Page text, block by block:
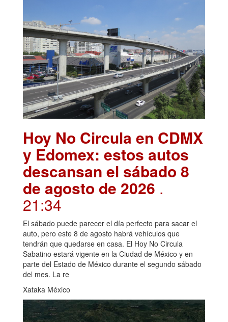
Hoy No Circula en CDMX
y Edomex: estos autos
descansan el sábado 8
de agosto de 2026 .
21:34
El sábado puede parecer el día perfecto para sacar el
auto, pero este 8 de agosto habrá vehículos que
tendrán que quedarse en casa. El Hoy No Circula
Sabatino estará vigente en la Ciudad de México y en
parte del Estado de México durante el segundo sábado
del mes. La re
Xataka México